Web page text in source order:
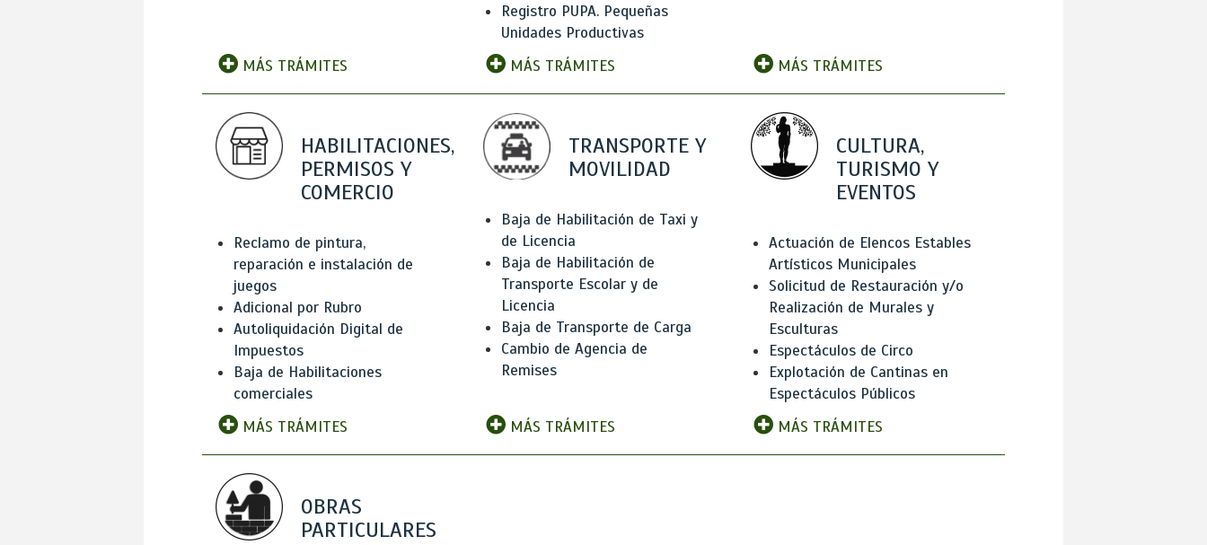
MÁS TRÁMITES
Registro PUPA. Pequeñas
Unidades Productivas
MÁS TRÁMITES
MÁS TRÁMITES
HABILITACIONES,
PERMISOS Y
COMERCIO
Reclamo de pintura,
reparación e instalación de
juegos
Adicional por Rubro
Autoliquidación Digital de
Impuestos
Baja de Habilitaciones
comerciales
MÁS TRÁMITES
TRANSPORTE Y
MOVILIDAD
Baja de Habilitación de Taxi y
de Licencia
Baja de Habilitación de
Transporte Escolar y de
Licencia
Baja de Transporte de Carga
Cambio de Agencia de
Remises
MÁS TRÁMITES
CULTURA,
TURISMO Y
EVENTOS
Actuación de Elencos Estables
Artísticos Municipales
Solicitud de Restauración y/o
Realización de Murales y
Esculturas
Espectáculos de Circo
Explotación de Cantinas en
Espectáculos Públicos
MÁS TRÁMITES
OBRAS
PARTICULARES